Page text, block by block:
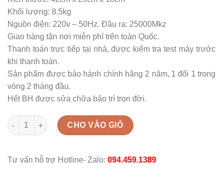
Khối lượng: 8.5kg
Nguồn điện: 220v – 50Hz. Đầu ra: 25000Mkz
Giao hàng tận nơi miễn phí trên toàn Quốc.
Thanh toán trực tiếp tại nhà, được kiểm tra test máy trước
khi thanh toán.
Sản phẩm được bảo hành chính hãng 2 năm, 1 đổi 1 trong
vòng 2 tháng đầu.
Hết BH được sửa chữa bảo trì trọn đời.
Máy điện sinh học thế hệ 9 Plus quantity
CHO VÀO GIỎ
Tư vấn hỗ trợ Hotline- Zalo: 094.459.1389